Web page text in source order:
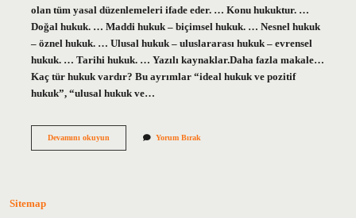
olan tüm yasal düzenlemeleri ifade eder. … Konu hukuktur. …
Doğal hukuk. … Maddi hukuk – biçimsel hukuk. … Nesnel hukuk
– öznel hukuk. … Ulusal hukuk – uluslararası hukuk – evrensel
hukuk. … Tarihi hukuk. … Yazılı kaynaklar.Daha fazla makale…
Kaç tür hukuk vardır? Bu ayrımlar “ideal hukuk ve pozitif
hukuk”, “ulusal hukuk ve…
Devamını okuyunHukuk
Yorum Bırak
Sitemap